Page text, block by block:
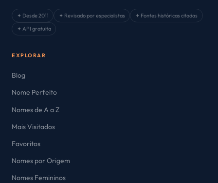
✦ Desde 2011 ✦ Revisado por especialistas
✦ Fontes históricas citadas
✦ API gratuita
EXPLORAR
Blog
Nome Perfeito
Nomes de A a Z
Mais Visitados
Favoritos
Nomes por Origem
Nomes Femininos